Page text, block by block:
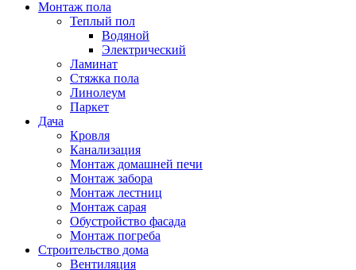
Монтаж пола
Теплый пол
Водяной
Электрический
Ламинат
Стяжка пола
Линолеум
Паркет
Дача
Кровля
Канализация
Монтаж домашней печи
Монтаж забора
Монтаж лестниц
Монтаж сарая
Обустройство фасада
Монтаж погреба
Строительство дома
Вентиляция